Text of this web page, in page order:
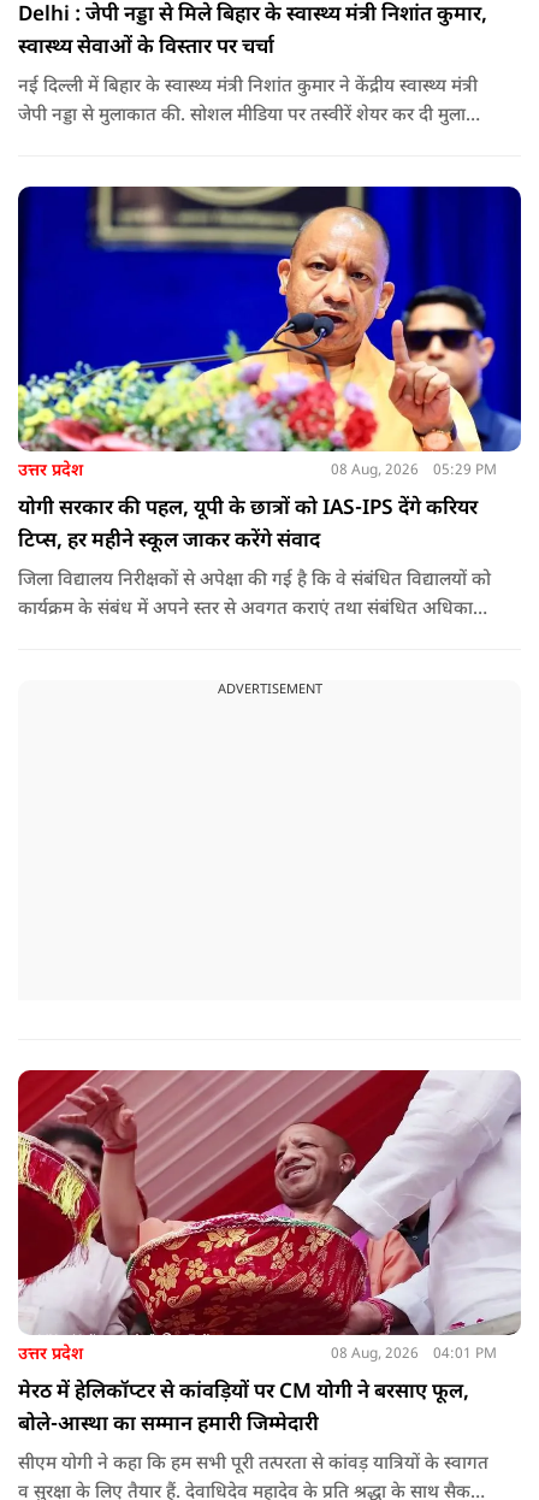
Delhi : जेपी नड्डा से मिले बिहार के स्वास्थ्य मंत्री निशांत कुमार,
स्वास्थ्य सेवाओं के विस्तार पर चर्चा
नई दिल्ली में बिहार के स्वास्थ्य मंत्री निशांत कुमार ने केंद्रीय स्वास्थ्य मंत्री
जेपी नड्डा से मुलाकात की. सोशल मीडिया पर तस्वीरें शेयर कर दी मुलाकात
उत्तर प्रदेश 08 Aug, 2026 05:29 PM
योगी सरकार की पहल, यूपी के छात्रों को IAS-IPS देंगे करियर
टिप्स, हर महीने स्कूल जाकर करेंगे संवाद
जिला विद्यालय निरीक्षकों से अपेक्षा की गई है कि वे संबंधित विद्यालयों को
कार्यक्रम के संबंध में अपने स्तर से अवगत कराएं तथा संबंधित अधिकारी
मुख्य सचिव, माध्यमिक शिक्षा, पार्थ सारथी सेन शर्मा ने बताया कि मुख्य
ADVERTISEMENT
उत्तर प्रदेश 08 Aug, 2026 04:01 PM
मेरठ में हेलिकॉप्टर से कांवड़ियों पर CM योगी ने बरसाए फूल,
बोले-आस्था का सम्मान हमारी जिम्मेदारी
सीएम योगी ने कहा कि हम सभी पूरी तत्परता से कांवड़ यात्रियों के स्वागत
व सुरक्षा के लिए तैयार हैं. देवाधिदेव महादेव के प्रति श्रद्धा के साथ सैकड़ों